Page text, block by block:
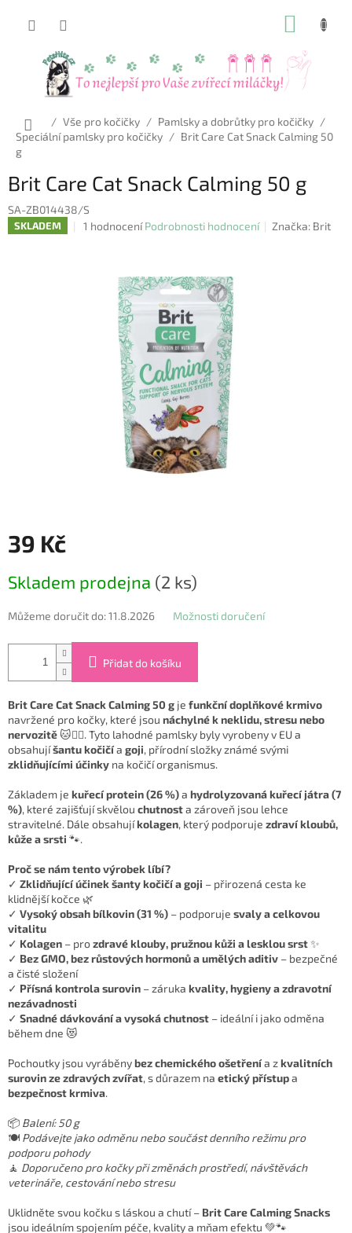
Domů
/ Vše pro kočičky / Pamlsky a dobrůtky pro kočičky /
Speciální pamlsky pro kočičky / Brit Care Cat Snack Calming 50
g
Brit Care Cat Snack Calming 50 g
SA-ZB014438/S
SKLADEM
Průměrné
hvězdiček.
1 hodnocení Podrobnosti hodnocení Značka: Brit
39 Kč
cena:
Skladem prodejna (2 ks)
Můžeme doručit do:11.8.2026 Možnosti doručení
Přidat do košíku
Brit Care Cat Snack Calming 50 g je funkční doplňkové krmivo
navržené pro kočky, které jsou náchylné k neklidu, stresu nebo
nervozitě🐱🧘‍♀️. Tyto lahodné pamlsky byly vyrobeny v EU a
obsahujíšantu kočičía goji, přírodní složky známé svými
zklidňujícími účinky na kočičí organismus.
Základem je kuřecí protein (26 %)a hydrolyzovaná kuřecí játra (7
%), které zajišťují skvělou chutnosta zároveň jsou lehce
stravitelné. Dále obsahujíkolagen, který podporuje zdraví kloubů,
kůže a srsti 🐾.
Proč se nám tento výrobek líbí?
✓ Zklidňující účinek šanty kočičí a goji – přirozená cesta ke
klidnější kočce 🌿
✓ Vysoký obsah bílkovin (31 %) – podporuje svaly a celkovou
vitalitu
✓ Kolagen – prozdravé klouby, pružnou kůži a lesklou srst✨
✓ Bez GMO, bez růstových hormonů a umělých aditiv – bezpečné
a čisté složení
✓ Přísná kontrola surovin – záruka kvality, hygieny a zdravotní
nezávadnosti
✓ Snadné dávkování a vysoká chutnost – ideální i jako odměna
během dne 😻
Pochoutky jsou vyráběnybez chemického ošetřenía zkvalitních
surovin ze zdravých zvířat, s důrazem na etický přístupa
bezpečnost krmiva.
📦 Balení: 50 g
🍽️ Podávejte jako odměnu nebo součást denního režimu pro
podporu pohody
🧘 Doporučeno pro kočky při změnách prostředí, návštěvách
veterináře, cestování nebo stresu
Uklidněte svou kočku s láskou a chutí – Brit Care Calming Snacks
jsou ideálním spojením péče, kvality a mňam efektu 💚🐾